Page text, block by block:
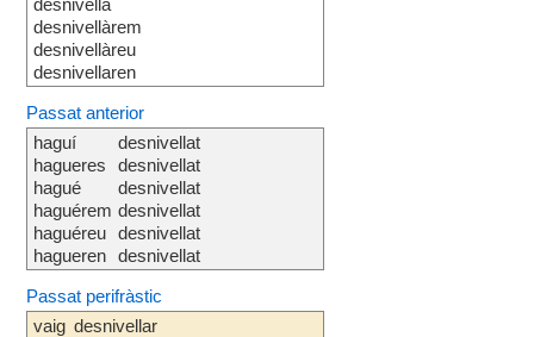
desnivellà
desnivellàrem
desnivellàreu
desnivellaren
Passat anterior
haguí
hagueres
hagué
haguérem
haguéreu
hagueren
desnivellat
desnivellat
desnivellat
desnivellat
desnivellat
desnivellat
Passat perifràstic
vaig desnivellar